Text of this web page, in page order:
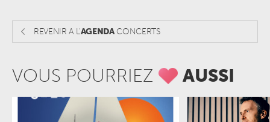
REVENIR A L'AGENDACONCERTS
VOUS POURRIEZ AUSSI